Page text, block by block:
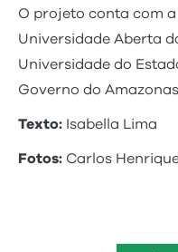
O projeto conta com
Universidade Aberta
Universidade do
Governo do
Texto: Isabella Lima
Fotos: Carlos